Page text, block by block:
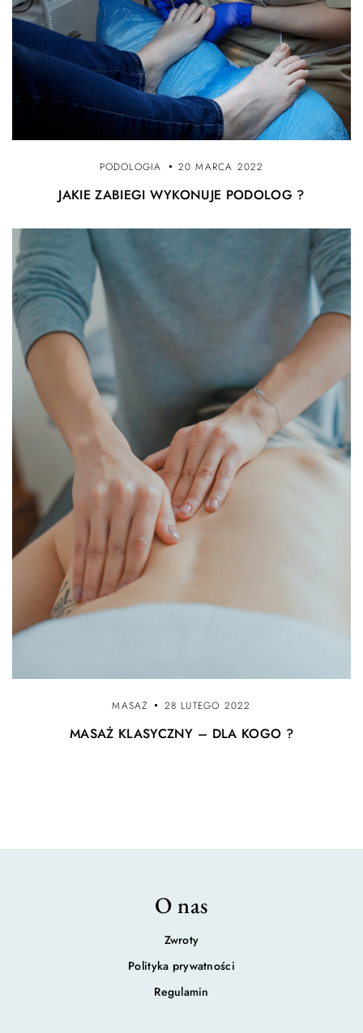
PODOLOGIA 20 MARCA 2022
JAKIE ZABIEGI WYKONUJE PODOLOG ?
MASAŻ 28 LUTEGO 2022
MASAŻ KLASYCZNY – DLA KOGO ?
O nas
Zwroty
Polityka prywatności
Regulamin